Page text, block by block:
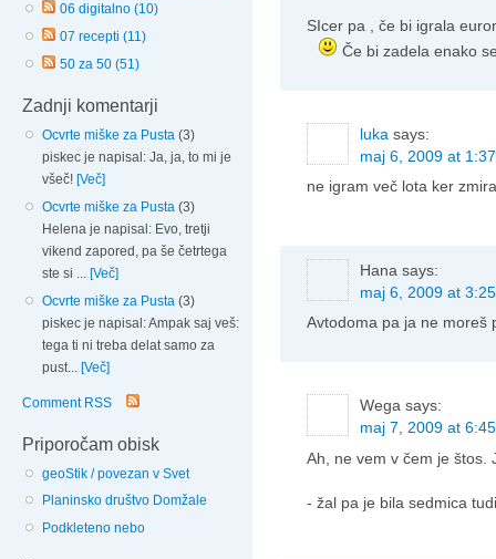
06 digitalno (10)
07 recepti (11)
50 za 50 (51)
Zadnji komentarji
Ocvrte miške za Pusta (3)
piskec je napisal: Ja, ja, to mi je
všeč! [Več]
Ocvrte miške za Pusta (3)
Helena je napisal: Evo, tretji
vikend zapored, pa še četrtega
ste si ... [Več]
Ocvrte miške za Pusta (3)
piskec je napisal: Ampak saj veš:
tega ti ni treba delat samo za
pust... [Več]
Comment RSS
Priporočam obisk
geoStik / povezan v Svet
Planinsko društvo Domžale
Podkleteno nebo
SIcer pa , če bi igrala
Če bi zadela enako
luka says:
maj 6, 2009 at
ne igram več lota ker
Hana says:
maj 6, 2009 at
Avtodoma pa ja ne moreš
Wega says:
maj 7, 2009 at
Ah, ne vem v čem je štos.
- žal pa je bila sedmica